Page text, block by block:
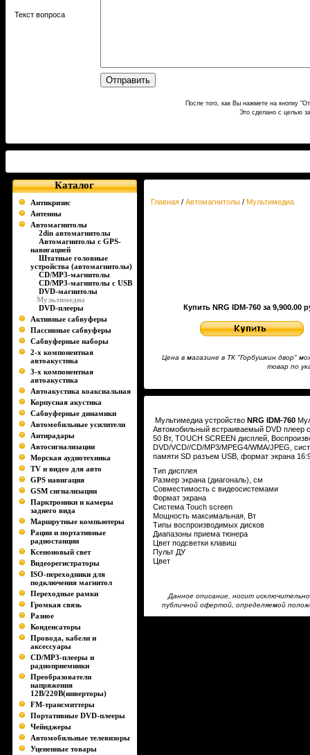
Текст вопроса
После того, как Вы нажмете на кнопку
Это сделано с целью
Каталог
Антикризис
Антенны
Автомагнитолы
2din автомагнитолы
Автомагнитолы с GPS-
навигацией
Штатные головные
устройства (автомагнитолы)
CD/MP3-магнитолы
CD/MP3-магнитолы c USB
DVD-магнитолы
Мультимедиа
DVD-плееры
Активные сабвуферы
Пассивные сабвуферы
Сабвуферные наборы
2-х компонентная
автоакустика
3-х компонентная
автоакустика
Автоакустика коаксиальная
Корпусная акустика
Сабвуферные динамики
Автомобильные усилители
Антирадары
Автосигнализации
Морская аудиотехника
TV и видео для авто
GPS навигация
GSM сигнализации
Парктроники и камеры
заднего вида
Маршрутные компьютеры
Рации и портативные
радиостанции
Ксеноновый свет
Видеорегистраторы
ISO-переходники для
подключения магнитол
Переходные рамки
Громкая связь
Разное
Конденсаторы
Провода, кабели и
аксессуары
CD/MP3-плееры и
радиоприемники
Преобразователи
напряжения
12В/220В(инверторы)
FM-трансмиттеры
Портативные DVD-плееры
Чейнджеры
Автомобильные телевизоры
Уцененные товары
Главная / Автомагнитолы / Мультимедиа
Купить NRG IDM-760 за 9,900.00
Цена в магазине в ТК "Горбушкин двор"
товар по
Мультимедиа устройство NRG IDM-760
Автомобильный встраиваемый DVD
50 Вт, TOUCH SCREEN дисплей,
DVD/VCD//CD/MP3/MPEG4/WMA/JPEG,
памяти SD разъем USB, формат экрана
Тип дисплея
Размер экрана (диагональ), см
Совместимость с видеосистемами
Формат экрана
Система Touch screen
Мощность максимальная, Вт
Типы воспроизводимых дисков
Диапазоны приема тюнера
Цвет подсветки клавиш
Пульт ДУ
Цвет
Данное описание, носит
публичной офертой, определяемой